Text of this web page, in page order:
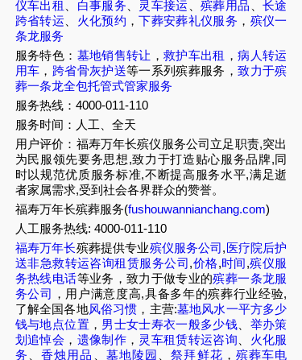
仪车出租
白事服务 灵车接运 、殡葬用品
长途
跨省转运
火化预约 ，下葬安葬礼仪服务 ， 殡仪一
条龙服务
服务特色： 墓地销售转让 ，救护车出租 ，病人转运
用车 ， 跨省骨灰护送等一系列殡葬服务，致力于殡
葬一条龙全包托管式管家服务
服务热线：4000-011-110
服务时间：人工、全天
用户评价：福寿万年长殡仪服务公司立足职责,突出
为民服领先要务思想,致力于打造贴心服务品牌,同
时以规范优质服务标准,不断提高服务水平,满足逝
者家属需求,受到社会各界群众的赞誉。
福寿万年长殡葬服务(fushouwannianchang.com)
人工服务热线: 4000-011-110
福寿万年长殡葬提供专业殡仪服务公司,医疗院后护
送非急救转运咨询租赁服务公司,价格,时间,殡仪服
务热线电话等业务，致力于做专业的殡葬一条龙服
务公司 ，用户满意度高,具备多年的殡葬行业经验,
了解全国各地风俗习惯 ，主营:墓地风水一平方多少
钱与地点位置， 男士女士寿衣一般多少钱
举办策
划追悼会 ， 遗像制作， 灵车租赁转运咨询
火化服
务
香烛用品 墓地陵园 、祭拜鲜花 ， 殡葬车电